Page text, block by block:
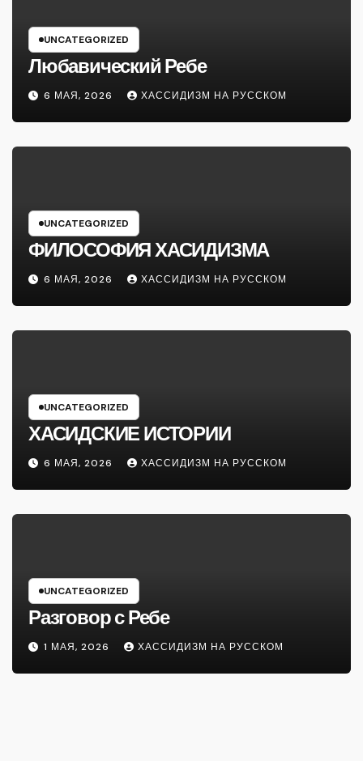
UNCATEGORIZED
Любавический Ребе
6 МАЯ, 2026 ХАССИДИЗМ НА РУССКОМ
UNCATEGORIZED
ФИЛОСОФИЯ ХАСИДИЗМА
6 МАЯ, 2026 ХАССИДИЗМ НА РУССКОМ
UNCATEGORIZED
ХАСИДСКИЕ ИСТОРИИ
6 МАЯ, 2026 ХАССИДИЗМ НА РУССКОМ
UNCATEGORIZED
Разговор с Ребе
1 МАЯ, 2026 ХАССИДИЗМ НА РУССКОМ